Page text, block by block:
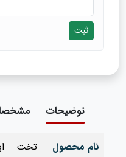
ثبت
توضیحات
نام محصول
تخت